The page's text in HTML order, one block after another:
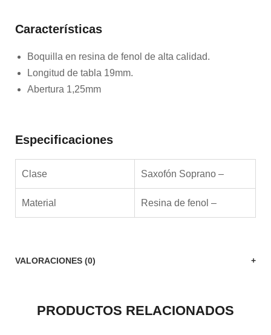
Características
Boquilla en resina de fenol de alta calidad.
Longitud de tabla 19mm.
Abertura 1,25mm
Especificaciones
Clase Saxofón Soprano –
Material Resina de fenol –
VALORACIONES (0)
PRODUCTOS RELACIONADOS